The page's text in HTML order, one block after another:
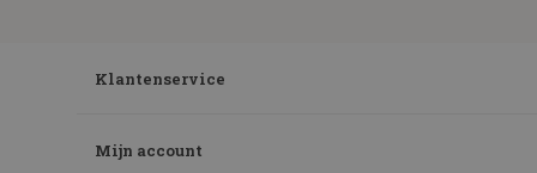
Klantenservice
Mijn account